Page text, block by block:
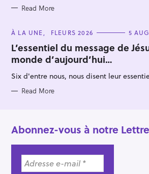
Read More
C
T
E
G
O
R
I
S
À LA UNE FLEURS 2026 5
L’essentiel du message de
monde d’aujourd’hui…
Six d'entre nous, nous disent leur
Read More
Abonnez-vous à notre